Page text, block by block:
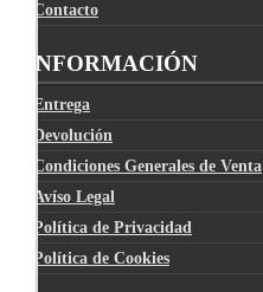
Contacto
INFORMACIÓN
Entrega
Devolución
Condiciones Generales de Venta
Avíso Legal
Política de Privacidad
Política de Cookies